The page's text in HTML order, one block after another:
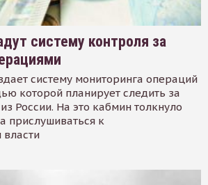
систему контроля за
систему мониторинга операций
которой планирует следить за
России. На это кабмин толкнуло
прислушиваться к